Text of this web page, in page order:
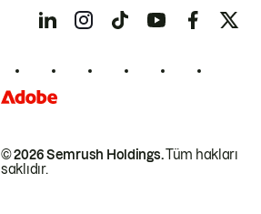
© 2026 Semrush Holdings.Tüm hakları
saklıdır.